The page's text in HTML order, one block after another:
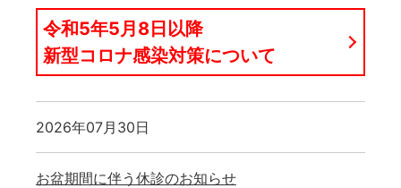
令和5年5月8日以降
新型コロナ感染対策について
2026年07月30日
お盆期間に伴う休診のお知らせ